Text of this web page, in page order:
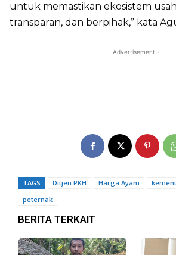
untuk memastikan ekosistem
transparan, dan berpihak,” kata
- Advertisement -
TAGS Ditjen PKH Harga Ayam
peternak
BERITA TERKAIT